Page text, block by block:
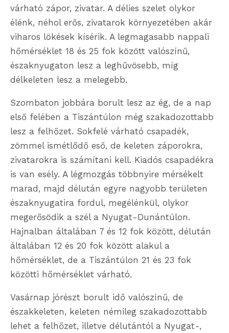
várható zápor, zivatar. A délies szelet olykor
élénk, néhol erős, zivatarok környezetében akár
viharos lökések kísérik. A legmagasabb nappali
hőmérséklet 18 és 25 fok között valószínű,
északnyugaton lesz a leghűvösebb, míg
délkeleten lesz a melegebb.
Szombaton jobbára borult lesz az ég, de a nap
első felében a Tiszántúlon még szakadozottabb
lesz a felhőzet. Sokfelé várható csapadék,
zömmel ismétlődő eső, de keleten záporokra,
zivatarokra is számítani kell. Kiadós csapadékra
is van esély. A légmozgás többnyire mérsékelt
marad, majd délután egyre nagyobb területen
északnyugatira fordul, megélénkül, olykor
megerősödik a szél a Nyugat-Dunántúlon.
Hajnalban általában 7 és 12 fok között, délután
általában 12 és 20 fok között alakul a
hőmérséklet, de a Tiszántúlon 21 és 23 fok
közötti hőmérséklet várható.
Vasárnap jórészt borult idő valószínű, de
északkeleten, keleten némileg szakadozottabb
lehet a felhőzet, illetve délutántól a Nyugat-,